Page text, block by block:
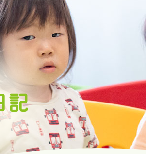
あまね
記